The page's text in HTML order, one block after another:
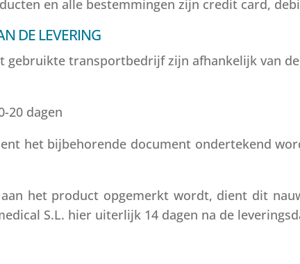
en alle bestemmingen zijn credit card,
DE LEVERING
gebruikte transportbedrijf zijn afhankelijk van
20 dagen
het bijbehorende document ondertekend
het product opgemerkt wordt, dient dit
S.L. hier uiterlijk 14 dagen na de